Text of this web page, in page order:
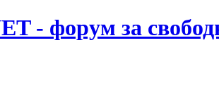
- форум за